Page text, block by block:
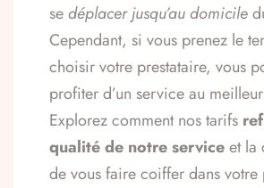
sedéplacer jusqu’au domicile
Cependant, si vous prenez le
choisir votre prestataire, vous
profiter d’un service au
Explorez comment nos tarifs
qualité de notre serviceet la
de vous faire coiffer dans